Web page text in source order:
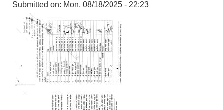
Submitted on: Mon, 08/18/2025 - 22:23